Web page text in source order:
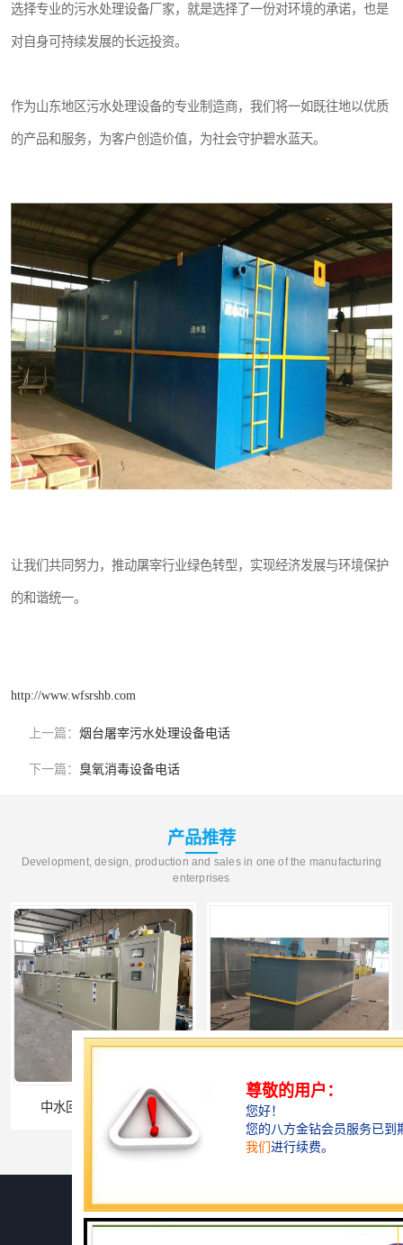
选择专业的污水处理设备厂家，就是选择了一份对环境的承诺，也是
对自身可持续发展的长远投资。
作为山东地区污水处理设备的专业制造商，我们将一如既往地以优质
的产品和服务，为客户创造价值，为社会守护碧水蓝天。
让我们共同努力，推动屠宰行业绿色转型，实现经济发展与环境保护
的和谐统一。
http://www.wfsrshb.com
上一篇： 烟台屠宰污水处理设备电话
下一篇： 臭氧消毒设备电话
产品推荐
Development, design, production and sales in one of the manufacturing
enterprises
版权所有 ©2026-08-07鲁ICP备2024134526号-1